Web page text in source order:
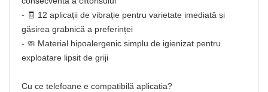
- 🧾 12 aplicații de vibrație pentru varietate imediată și
găsirea grabnică a preferinței
- 🧼 Material hipoalergenic simplu de igienizat pentru
exploatare lipsit de griji
Cu ce telefoane e compatibilă aplicația?